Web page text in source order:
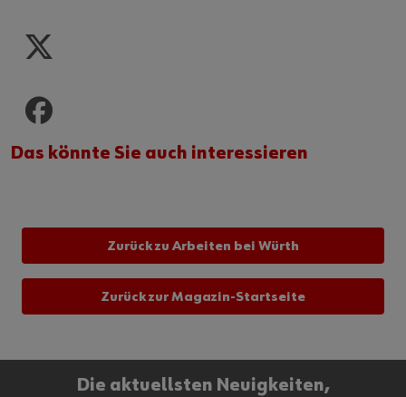
Das könnte Sie auch interessieren
Zurück zu Arbeiten bei Würth
Zurück zur Magazin-Startseite
Die aktuellsten Neuigkeiten,